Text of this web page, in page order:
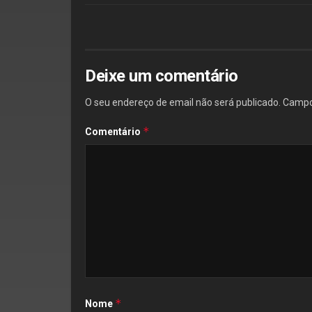
Deixe um comentário
O seu endereço de email não será publicado.
Comentário *
Nome *